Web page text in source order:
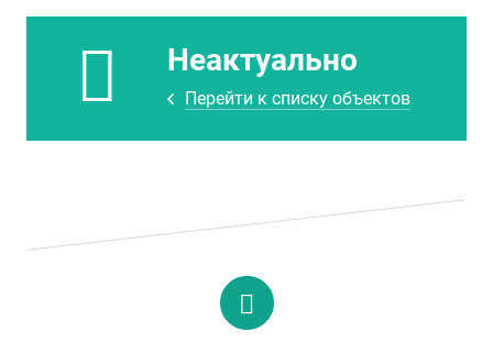
Неактуально
Перейти к списку объектов